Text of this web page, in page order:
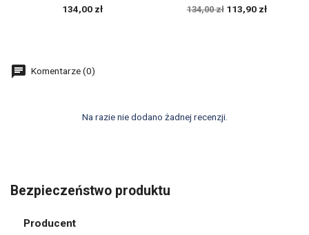
134,00 zł 134,00 zł 113,90 zł
Komentarze (0)
Na razie nie dodano żadnej recenzji.
Bezpieczeństwo produktu
Producent